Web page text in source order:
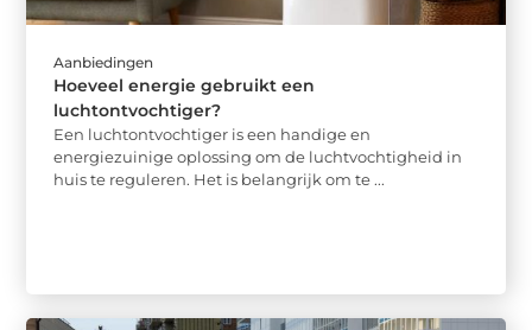
Aanbiedingen
Hoeveel energie gebruikt een
luchtontvochtiger?
Een luchtontvochtiger is een handige en
energiezuinige oplossing om de luchtvochtigheid in
huis te reguleren. Het is belangrijk om te ...